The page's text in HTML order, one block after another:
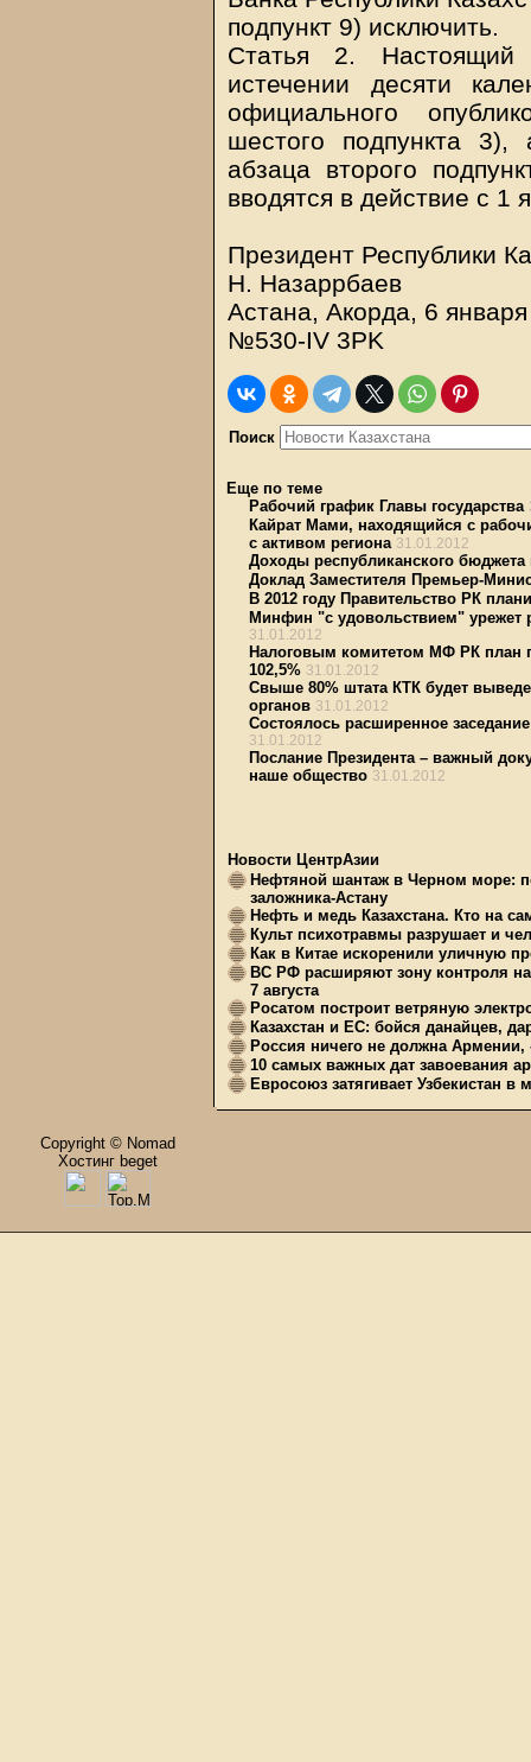
подпункт 9) исключить.
Статья 2.
истечении десяти
официального
шестого подпункта 3),
абзаца второго
вводятся в действие с 1
Президент Республики
Н. Назаррбаев
Астана, Акорда, 6
№530-IV 3PK
Поиск
Еще по теме
Рабочий график Главы государства
Кайрат Мами, находящийся с
с активом региона 31.01.2012
Доходы республиканского
Доклад Заместителя Премьер-
В 2012 году Правительство РК
Минфин "с удовольствием" урежет
31.01.2012
Налоговым комитетом МФ РК план
102,5% 31.01.2012
Свыше 80% штата КТК будет
органов 31.01.2012
Состоялось расширенное
31.01.2012
Послание Президента – важный
наше общество 31.01.2012
Новости ЦентрАзии
Нефтяной шантаж в Черном море:
заложника-Астану
Нефть и медь Казахстана. Кто на
Культ психотравмы разрушает и
Как в Китае искоренили уличную
ВС РФ расширяют зону контроля на
7 августа
Росатом построит ветряную
Казахстан и ЕС: бойся данайцев,
Россия ничего не должна Армении,
10 самых важных дат завоевания
Евросоюз затягивает Узбекистан
Copyright © Nomad
Хостинг beget